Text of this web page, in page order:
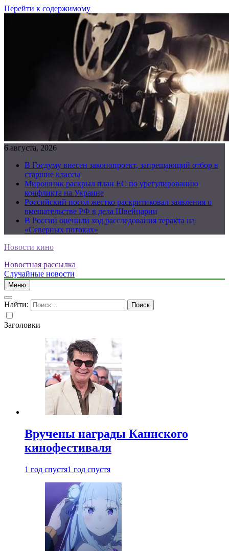
Перейти к содержимому
6 августа, 2026
В Госдуму внесен законопроект, запрещающий отбор в
старшие классы
Мирошник раскрыл план ЕС по урегулированию
конфликта на Украине
Российский посол жестко раскритиковал заявления о
вмешательстве РФ в дела Швейцарии
В России оценили ход расследования теракта на
«Северных потоках»
Новости кино
Новостная рассылка
Случайные новости
Меню
Найти:
Заголовки
Вручены награды Каннского
кинофестиваля
1 год спустя1 год спустя